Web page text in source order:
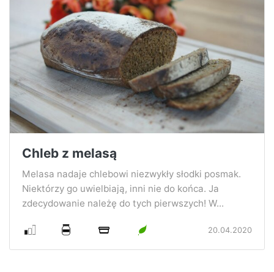
Chleb z melasą
Melasa nadaje chlebowi niezwykły słodki posmak.
Niektórzy go uwielbiają, inni nie do końca. Ja
zdecydowanie należę do tych pierwszych! W...
20.04.2020